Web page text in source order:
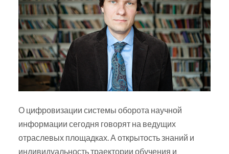
О цифровизации системы оборота научной
информации сегодня говорят на ведущих
отраслевых площадках. А открытость знаний и
индивидуальность траектории обучения и